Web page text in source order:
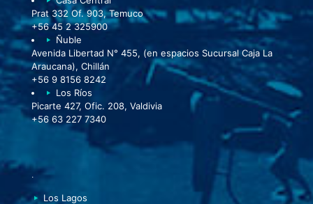
Prat 332 Of. 903, Temuco
+56 45 2 325900
Ñuble
Avenida Libertad N° 455, (en espacios Sucursal Caja La
Araucana), Chillán
+56 9 8156 8242
Los Ríos
Picarte 427, Ofic. 208, Valdivia
+56 63 227 7340
.
Los Lagos